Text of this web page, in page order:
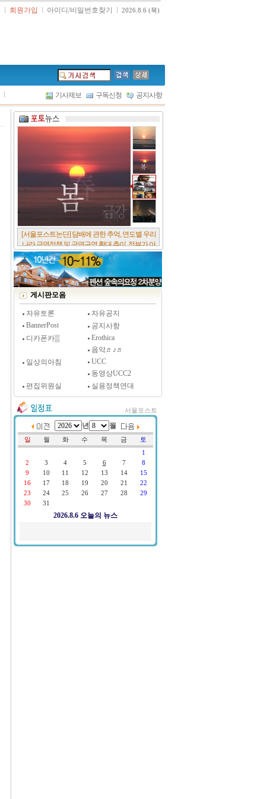
l 회원가입 l 아이디/비밀번호찾기 l 2026.8.6 (목)
l 기사제보 구독신청 공지사항
[서울포스트논단] 담배에 관한 추억, 연도별 우리
나라 금연정책 및 금연구역 확대 추이, 정부가 아
무리 더 해롭다고 사기를 쳐대도 피워 본 사람은
다 안다, 전자담배시장은 10년새 폭발적 증가세..
[시사저널 인터뷰] 윤방부 연세대 의대 명예교수,
"골초에게 전자담배를 허하라"
게시판모음
자유토론
자유공지
BannerPost
공지사항
디카폰카▒
Erothica
음악♬♪♬
일상의아침
UCC
동영상UCC2
편집위원실
실용정책연대
서울포스트